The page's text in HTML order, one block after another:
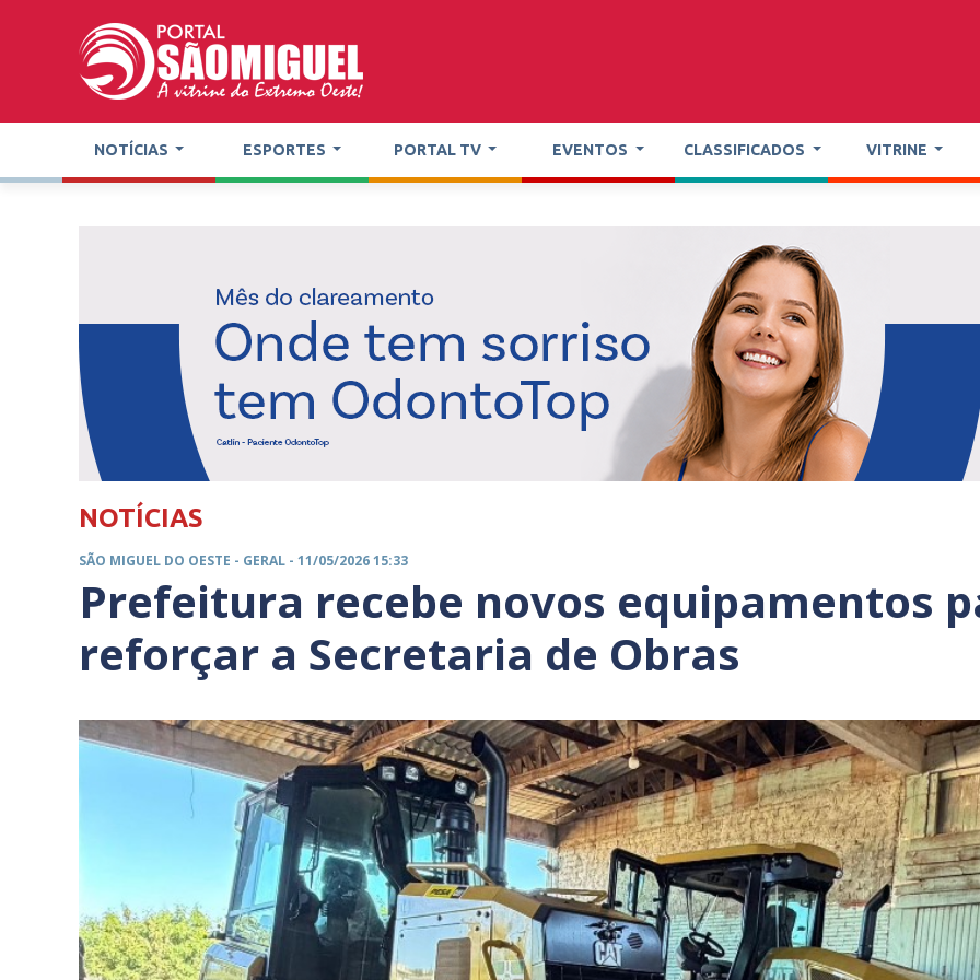
NOTÍCIAS ESPORTES PORTAL TV EVENTOS CLASSIFICADOS VITRINE
NOTÍCIAS
SÃO MIGUEL DO OESTE - GERAL - 11/05/2026 15:33
Prefeitura recebe novos equipamentos
reforçar a Secretaria de Obras